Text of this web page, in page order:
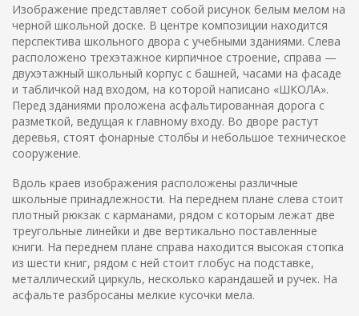
Изображение представляет собой рисунок белым мелом на
черной школьной доске. В центре композиции находится
перспектива школьного двора с учебными зданиями. Слева
расположено трехэтажное кирпичное строение, справа —
двухэтажный школьный корпус с башней, часами на фасаде
и табличкой над входом, на которой написано «ШКОЛА».
Перед зданиями проложена асфальтированная дорога с
разметкой, ведущая к главному входу. Во дворе растут
деревья, стоят фонарные столбы и небольшое техническое
сооружение.
Вдоль краев изображения расположены различные
школьные принадлежности. На переднем плане слева стоит
плотный рюкзак с карманами, рядом с которым лежат две
треугольные линейки и две вертикально поставленные
книги. На переднем плане справа находится высокая стопка
из шести книг, рядом с ней стоит глобус на подставке,
металлический циркуль, несколько карандашей и ручек. На
асфальте разбросаны мелкие кусочки мела.